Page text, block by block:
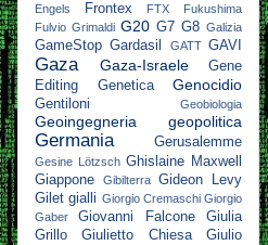
Engels
Frontex FTX
Fukushima
Fulvio Grimaldi G20 G7 G8 Galizia
GameStop Gardasil GATT GAVI
Gaza Gaza-Israele
Gene
Editing
Genetica Genocidio
Gentiloni Geobiologia
Geoingegneria geopolitica
Germania Gerusalemme
Gesine Lötzsch Ghislaine Maxwell
Giappone
Gibilterra Gideon Levy
Gilet gialli Giorgio Cremaschi Giorgio
Gaber
Giovanni Falcone
Giulia
Grillo
Giulietto Chiesa
Giulio